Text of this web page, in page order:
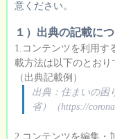
意ください。
１）出典の記載に
1.コンテンツを利用す
載方法は以下のとおり
（出典記載例）
出典：住まいの困
省）（https://
2.コンテンツを編集・